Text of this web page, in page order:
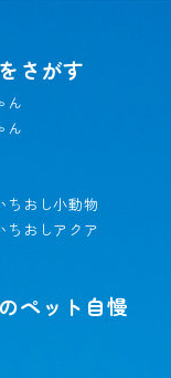
さがす
ん
ん
ちおし小動物
ちおしアクア
ペット自慢